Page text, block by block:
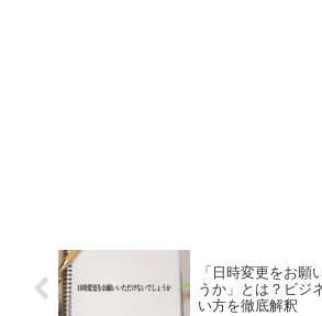
「日時変更をお願
うか」とは？ビジ
い方を徹底解釈